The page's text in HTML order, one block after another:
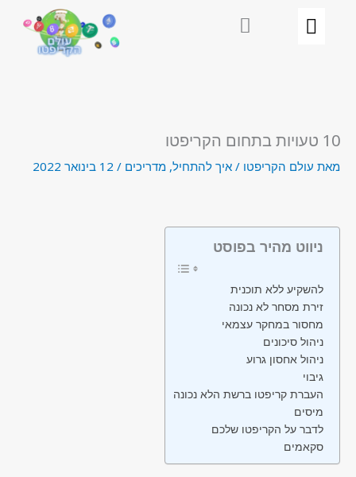
10 טעויות בתחום הקריפטו
מאת עולם הקריפטו / איך להתחיל, מדריכים / 12 בינואר 2022
ניווט מהיר בפוסט
להשקיע ללא תוכנית
זירת מסחר לא נכונה
מחסור במחקר עצמאי
ניהול סיכונים
ניהול אחסון גרוע
גיבוי
העברת קריפטו ברשת הלא נכונה
מיסים
לדבר על הקריפטו שלכם
סקאמים